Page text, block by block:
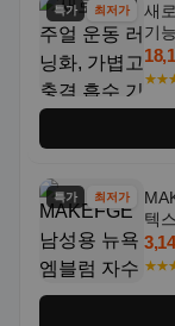
특가 최저가
새
기
이
특가 최저가
텍
자,